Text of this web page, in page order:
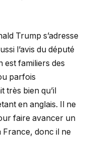
Trump s’adresse
l’avis du député
est familiers des
parfois
très bien qu’il
en anglais. Il ne
faire avancer un
donc il ne